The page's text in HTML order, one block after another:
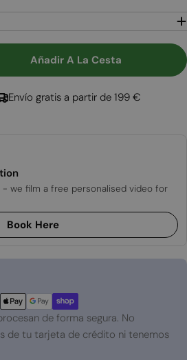
Para Cocoon Terra Negro
Cantidad Para Cocoon Terra
Añadir A La Cesta
Envío gratis a partir de 199 €
we film a free personalised video for
Book Here
de forma segura. No
de tu tarjeta de crédito ni tenemos